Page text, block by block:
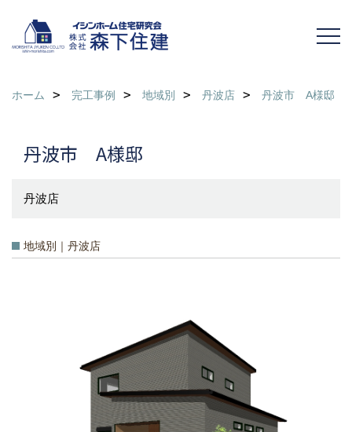
ホーム 完工事例 地域別 丹波店 丹波市 A様邸
丹波市 A様邸
丹波店
地域別｜丹波店